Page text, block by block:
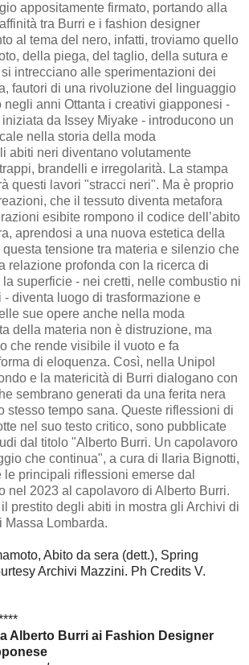
appositamente firmato, portando alla
tra Burri e i fashion designer
al tema del nero, infatti, troviamo quello
della piega, del taglio, della sutura e
intrecciano alle sperimentazioni dei
fautori di una rivoluzione del linguaggio
negli anni Ottanta i creativi giapponesi -
da Issey Miyake - introducono un
nella storia della moda
abiti neri diventano volutamente
brandelli e irregolarità. La stampa
questi lavori "stracci neri". Ma è proprio
che il tessuto diventa metafora
esibite rompono il codice dell’abito
aprendosi a una nuova estetica della
questa tensione tra materia e silenzio che
relazione profonda con la ricerca di
superficie - nei cretti, nelle combustio ni
diventa luogo di trasformazione e
sue opere anche nella moda
della materia non è distruzione, ma
che rende visibile il vuoto e fa
di eloquenza. Così, nella Unipol
e la matericità di Burri dialogano con
sembrano generati da una ferita nera
stesso tempo sana. Queste riflessioni di
nel suo testo critico, sono pubblicate
dal titolo "Alberto Burri. Un capolavoro
che continua", a cura di Ilaria Bignotti,
principali riflessioni emerse dal
nel 2023 al capolavoro di Alberto Burri.
prestito degli abiti in mostra gli Archivi di
Massa Lombarda.
Abito da sera (dett.), Spring
Archivi Mazzini. Ph Credits V.
Alberto Burri ai Fashion Designer